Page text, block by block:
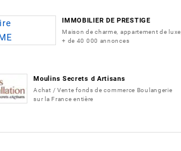
IMMOBILIER DE PRESTIGE
Maison de charme, appartement de luxe,
+ de 40 000 annonces
Moulins Secrets d Artisans
Achat / Vente fonds de commerce Boulangerie
sur la France entière